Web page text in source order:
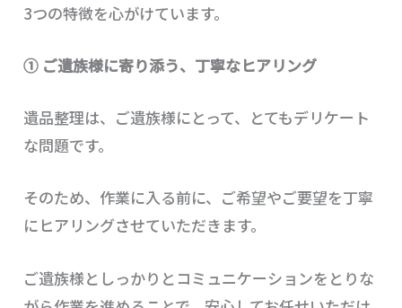
3つの特徴を心がけています。
① ご遺族様に寄り添う、丁寧なヒアリング
遺品整理は、ご遺族様にとって、とてもデリケート
な問題です。
そのため、作業に入る前に、ご希望やご要望を丁寧
にヒアリングさせていただきます。
ご遺族様としっかりとコミュニケーションをとりな